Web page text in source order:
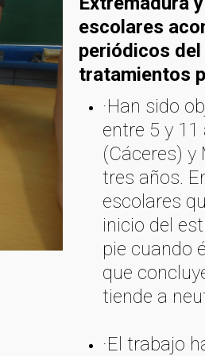
escolares
periódicos
tratamientos
·Han sido
entre 5 y 11
(Cáceres) y
tres años.
escolares
inicio del
pie cuando
que
tiende a
·El trabajo